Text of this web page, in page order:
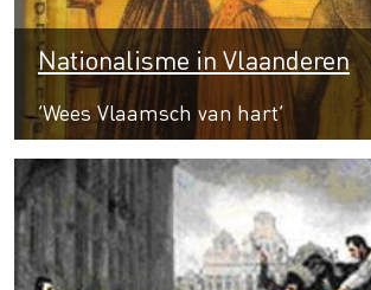
Nationalisme in Vlaanderen
‘Wees Vlaamsch van hart’